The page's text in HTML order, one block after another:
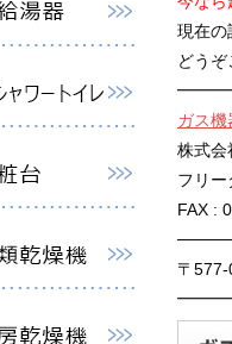
現在の
どう
ガス
株式会
フリ
FAX :
〒